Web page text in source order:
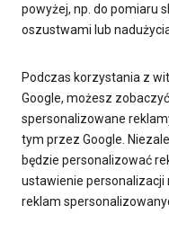
powyżej, np. do pomiaru
oszustwami lub
Podczas korzystania z
Google, możesz
spersonalizowane
tym przez Google.
będzie personalizować
ustawienie
reklam